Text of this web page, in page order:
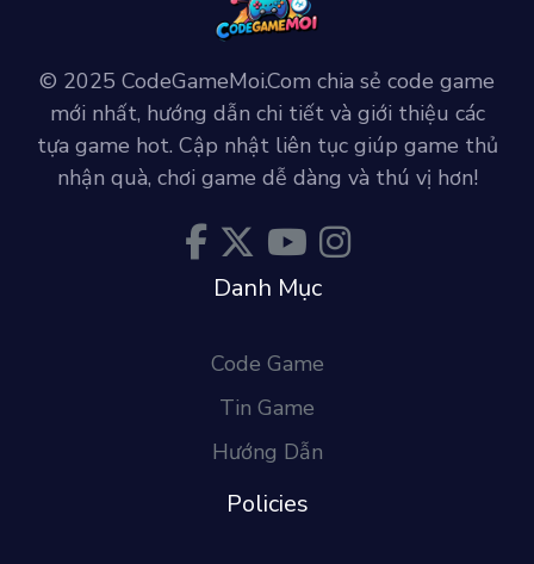
© 2025 CodeGameMoi.Com chia sẻ code game
mới nhất, hướng dẫn chi tiết và giới thiệu các
tựa game hot. Cập nhật liên tục giúp game thủ
nhận quà, chơi game dễ dàng và thú vị hơn!
Danh Mục
Code Game
Tin Game
Hướng Dẫn
Policies